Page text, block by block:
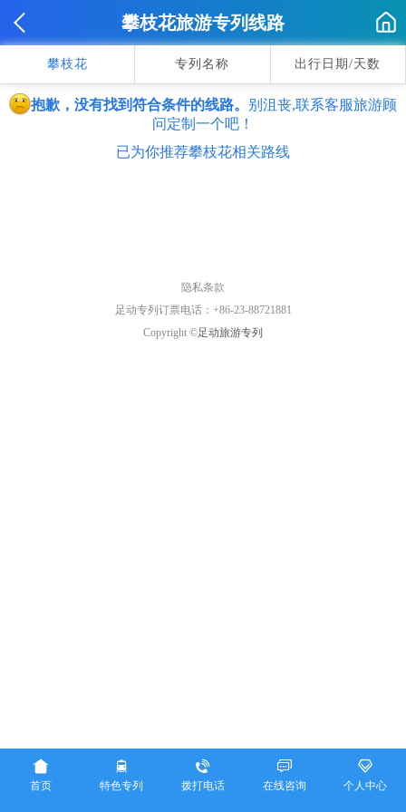
攀枝花旅游专列线路
攀枝花 专列名称 出行日期/天数
抱歉，没有找到符合条件的线路。 别沮丧,联系客服旅游顾
问定制一个吧！
已为你推荐攀枝花相关路线
隐私条款
足动专列订票电话：+86-23-88721881
Copyright ©足动旅游专列

首页

特色专列

拨打电话

在线咨询

个人中心